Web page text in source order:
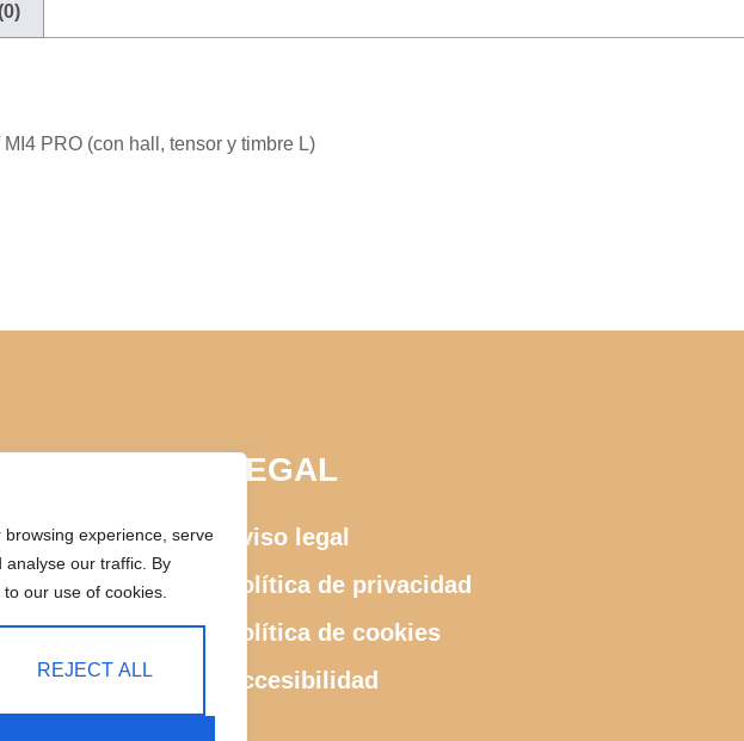
experience, serve
analyse our traffic. By
our use of cookies.
REJECT ALL
PRO (con hall, tensor y timbre L)
LEGAL
Aviso legal
Política de privacidad
Política de cookies
Accesibilidad